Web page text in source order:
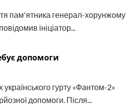
пам'ятника генерал-хорунжому
ініціатор...
допомоги
гурту «Фантом-2»
допомоги. Після...